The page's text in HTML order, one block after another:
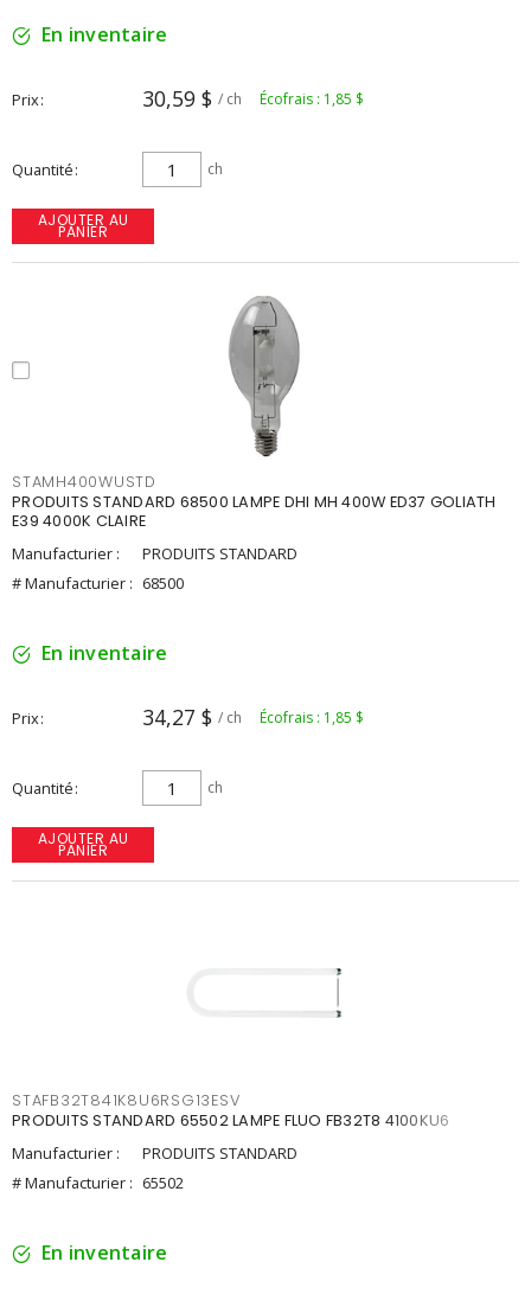
En inventaire
Prix 30,59 $ / ch Écofrais : 1,85 $
Quantité ch
AJOUTER AU
PANIER
STAMH400WUSTD
PRODUITS STANDARD 68500 LAMPE DHI MH 400W ED37 GOLIATH
E39 4000K CLAIRE
Manufacturier :
PRODUITS STANDARD
# Manufacturier : 68500
En inventaire
Prix 34,27 $ / ch Écofrais : 1,85 $
Quantité ch
AJOUTER AU
PANIER
STAFB32T841K8U6RSG13ESV
PRODUITS STANDARD 65502 LAMPE FLUO FB32T8 4100KU6
Manufacturier :
PRODUITS STANDARD
# Manufacturier : 65502
En inventaire